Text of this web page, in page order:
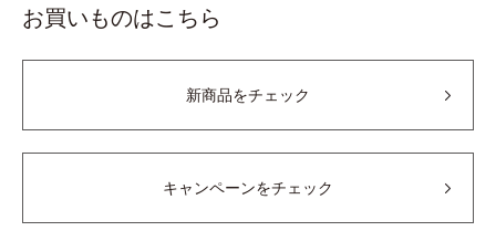
お買いものはこちら
新商品をチェック
キャンペーンをチェック